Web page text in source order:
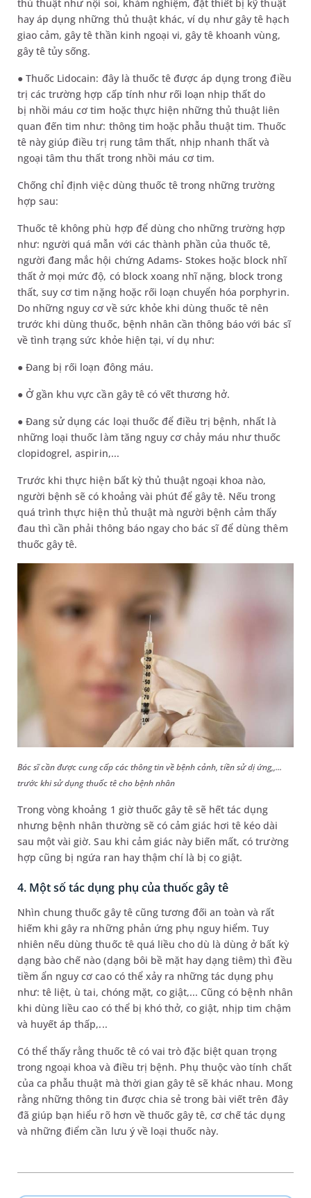
thủ thuật như nội soi, khám nghiệm, đặt thiết bị kỹ thuật
hay áp dụng những thủ thuật khác, ví dụ như gây tê hạch
giao cảm, gây tê thần kinh ngoại vi, gây tê khoanh vùng,
gây tê tủy sống.
● Thuốc Lidocain: đây là thuốc tê được áp dụng trong điều
trị các trường hợp cấp tính như rối loạn nhịp thất do
bị nhồi máu cơ tim hoặc thực hiện những thủ thuật liên
quan đến tim như: thông tim hoặc phẫu thuật tim. Thuốc
tê này giúp điều trị rung tâm thất, nhịp nhanh thất và
ngoại tâm thu thất trong nhồi máu cơ tim.
Chống chỉ định việc dùng thuốc tê trong những trường
hợp sau:
Thuốc tê không phù hợp để dùng cho những trường hợp
như: người quá mẫn với các thành phần của thuốc tê,
người đang mắc hội chứng Adams- Stokes hoặc block nhĩ
thất ở mọi mức độ, có block xoang nhĩ nặng, block trong
thất, suy cơ tim nặng hoặc rối loạn chuyển hóa porphyrin.
Do những nguy cơ về sức khỏe khi dùng thuốc tê nên
trước khi dùng thuốc, bệnh nhân cần thông báo với bác sĩ
về tình trạng sức khỏe hiện tại, ví dụ như:
● Đang bị rối loạn đông máu.
● Ở gần khu vực cần gây tê có vết thương hở.
● Đang sử dụng các loại thuốc để điều trị bệnh, nhất là
những loại thuốc làm tăng nguy cơ chảy máu như thuốc
clopidogrel, aspirin,...
Trước khi thực hiện bất kỳ thủ thuật ngoại khoa nào,
người bệnh sẽ có khoảng vài phút để gây tê. Nếu trong
quá trình thực hiện thủ thuật mà người bệnh cảm thấy
đau thì cần phải thông báo ngay cho bác sĩ để dùng thêm
thuốc gây tê.
Bác sĩ cần được cung cấp các thông tin về bệnh cảnh, tiền sử dị ứng,,...
trước khi sử dụng thuốc tê cho bệnh nhân
Trong vòng khoảng 1 giờ thuốc gây tê sẽ hết tác dụng
nhưng bệnh nhân thường sẽ có cảm giác hơi tê kéo dài
sau một vài giờ. Sau khi cảm giác này biến mất, có trường
hợp cũng bị ngứa ran hay thậm chí là bị co giật.
4. Một số tác dụng phụ của thuốc gây tê
Nhìn chung thuốc gây tê cũng tương đối an toàn và rất
hiếm khi gây ra những phản ứng phụ nguy hiểm. Tuy
nhiên nếu dùng thuốc tê quá liều cho dù là dùng ở bất kỳ
dạng bào chế nào (dạng bôi bề mặt hay dạng tiêm) thì đều
tiềm ẩn nguy cơ cao có thể xảy ra những tác dụng phụ
như: tê liệt, ù tai, chóng mặt, co giật,... Cũng có bệnh nhân
khi dùng liều cao có thể bị khó thở, co giật, nhịp tim chậm
và huyết áp thấp,...
Có thể thấy rằng thuốc tê có vai trò đặc biệt quan trọng
trong ngoại khoa và điều trị bệnh. Phụ thuộc vào tính chất
của ca phẫu thuật mà thời gian gây tê sẽ khác nhau. Mong
rằng những thông tin được chia sẻ trong bài viết trên đây
đã giúp bạn hiểu rõ hơn về thuốc gây tê, cơ chế tác dụng
và những điểm cần lưu ý về loại thuốc này.